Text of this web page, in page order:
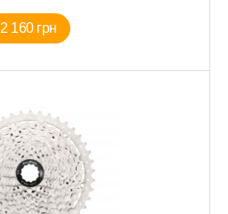
2 160 грн